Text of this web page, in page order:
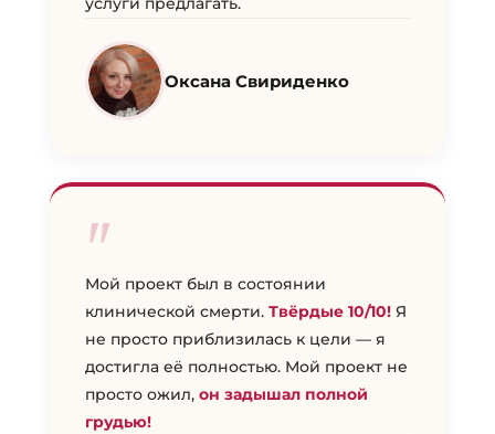
Оксана Свириденко
"
Мой проект был в состоянии
клинической смерти. Твёрдые 10/10!Я
не просто приблизилась к цели — я
достигла её полностью. Мой проект не
просто ожил, он задышал полной
грудью!